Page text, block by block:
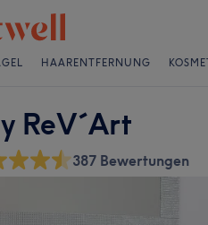
HAARENTFERNUNG
ReV´Art
387 Bewertungen